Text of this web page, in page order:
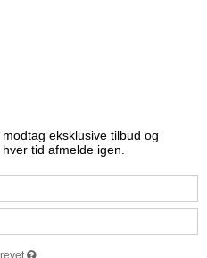
eksklusive tilbud og
tid afmelde igen.